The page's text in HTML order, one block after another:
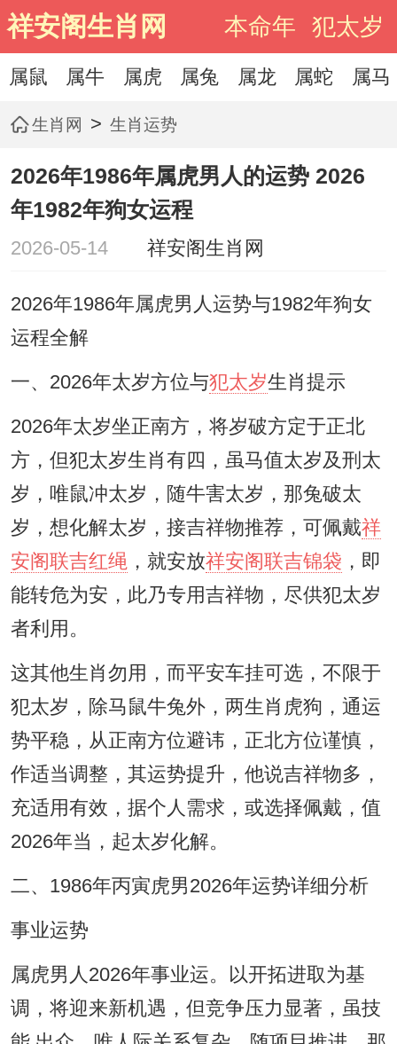
祥安阁生肖网 本命年 犯太岁
属鼠 属牛 属虎 属兔 属龙 属蛇 属马
生肖网 > 生肖运势
2026年1986年属虎男人的运势 2026
年1982年狗女运程
2026-05-14 祥安阁生肖网
2026年1986年属虎男人运势与1982年狗女
运程全解
一、2026年太岁方位与犯太岁生肖提示
2026年太岁坐正南方，将岁破方定于正北
方，但犯太岁生肖有四，虽马值太岁及刑太
岁，唯鼠冲太岁，随牛害太岁，那兔破太
岁，想化解太岁，接吉祥物推荐，可佩戴祥
安阁联吉红绳，就安放祥安阁联吉锦袋 ，即
能转危为安，此乃专用吉祥物，尽供犯太岁
者利用。
这其他生肖勿用，而平安车挂可选，不限于
犯太岁，除马鼠牛兔外，两生肖虎狗，通运
势平稳，从正南方位避讳，正北方位谨慎，
作适当调整，其运势提升，他说吉祥物多，
充适用有效，据个人需求，或选择佩戴，值
2026年当，起太岁化解。
二、1986年丙寅虎男2026年运势详细分析
事业运势
属虎男人2026年事业运。以开拓进取为基
调，将迎来新机遇，但竞争压力显著，虽技